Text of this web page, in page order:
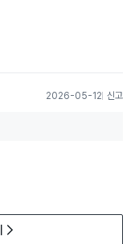
2026-05-12 신고